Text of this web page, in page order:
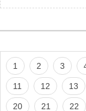
1 2 3
11 12 13
20 21 22